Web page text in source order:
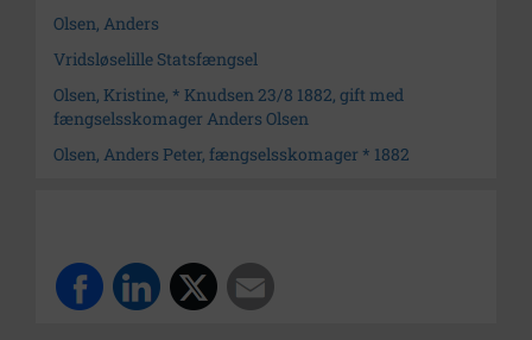
Olsen, Anders
Vridsløselille Statsfængsel
Olsen, Kristine, * Knudsen 23/8 1882, gift med
fængselsskomager Anders Olsen
Olsen, Anders Peter, fængselsskomager * 1882